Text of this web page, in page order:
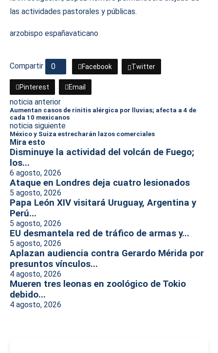
las actividades pastorales y públicas.
arzobispo españavaticano
Compartir 0 Facebook Twitter
Pinterest Email
noticia anterior
Aumentan casos de rinitis alérgica por lluvias; afecta a 4 de
cada 10 mexicanos
noticia siguiente
México y Suiza estrecharán lazos comerciales
Mira esto
Disminuye la actividad del volcán de Fuego;
los...
6 agosto, 2026
Ataque en Londres deja cuatro lesionados
5 agosto, 2026
Papa León XIV visitará Uruguay, Argentina y
Perú...
5 agosto, 2026
EU desmantela red de tráfico de armas y...
5 agosto, 2026
Aplazan audiencia contra Gerardo Mérida por
presuntos vínculos...
4 agosto, 2026
Mueren tres leonas en zoológico de Tokio
debido...
4 agosto, 2026